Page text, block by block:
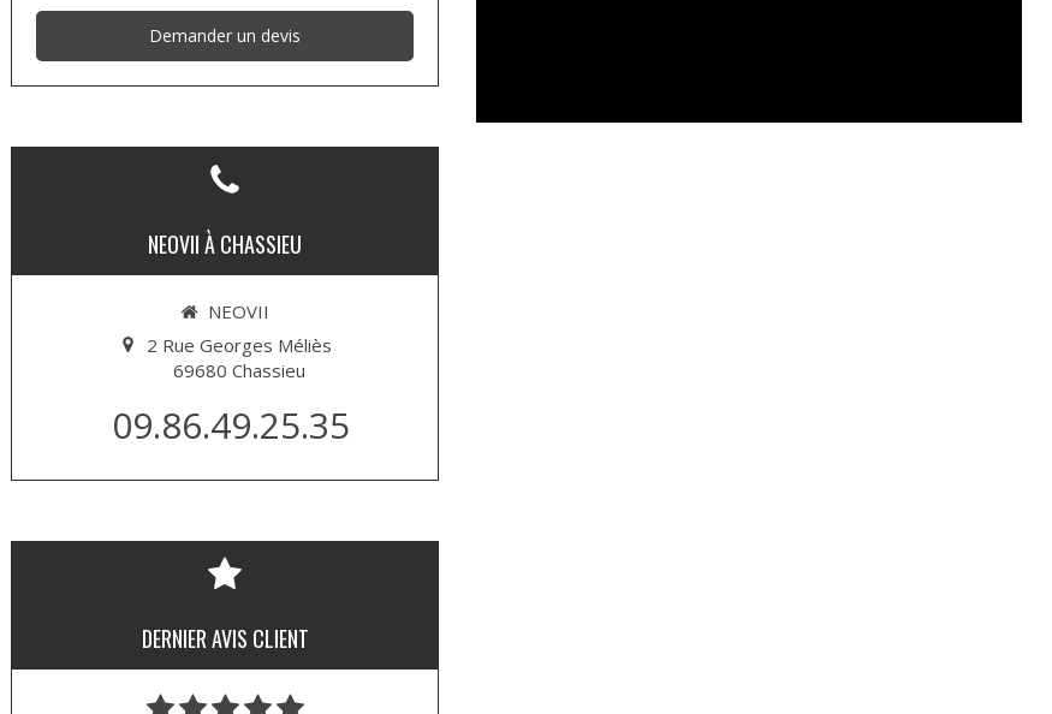
Demander un devis
NEOVII À CHASSIEU
NEOVII
2 Rue Georges Méliès
69680 Chassieu
09.86.49.25.35
DERNIER AVIS CLIENT